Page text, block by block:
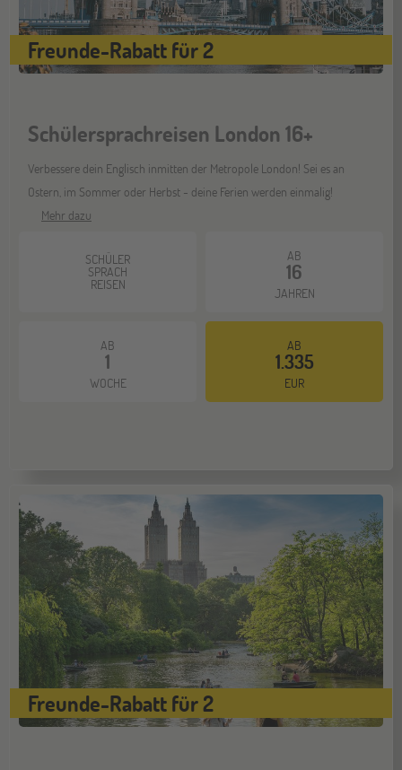
07
NOV
Berlin
Jugendbildungsmesse JuBi
14 Hannover
Jugendbildungsmesse JuBi
Jugendbildungsmesse JuBi
Jugendbildungsmesse JuBi
Freunde-Rabatt für 2
Schülersprachreisen London 16+
Verbessere dein Englisch inmitten der Metropole London! Sei es an
Ostern, im Sommer oder Herbst - deine Ferien werden einmalig!
Mehr dazu
SCHÜLER
SPRACH
REISEN
AB
16
JAHREN
AB
1
WOCHE
AB
1.335
EUR
Freunde-Rabatt für 2